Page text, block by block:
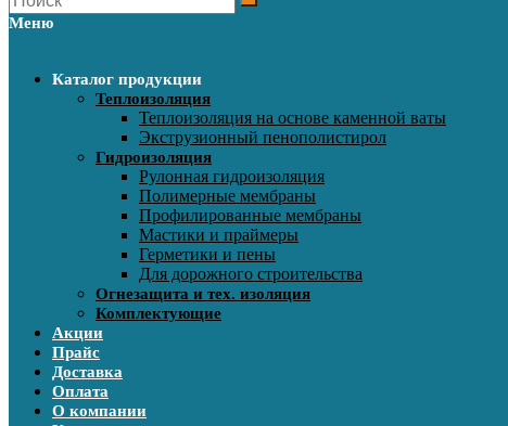
Меню
Каталог продукции
Теплоизоляция
Теплоизоляция на основе каменной ваты
Экструзионный пенополистирол
Гидроизоляция
Рулонная гидроизоляция
Полимерные мембраны
Профилированные мембраны
Мастики и праймеры
Герметики и пены
Для дорожного строительства
Огнезащита и тех. изоляция
Комплектующие
Акции
Прайс
Доставка
Оплата
О компании